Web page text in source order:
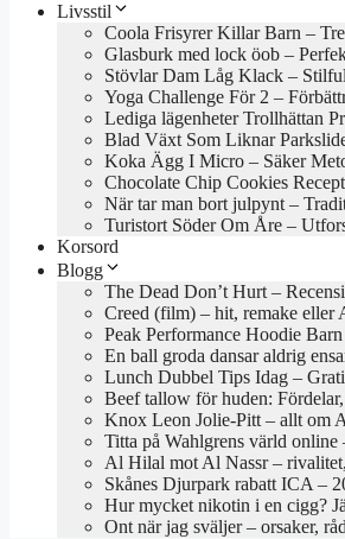
Livsstil
Coola Frisyrer Killar Barn –
Glasburk med lock öob –
Stövlar Dam Låg Klack –
Yoga Challenge För 2 –
Lediga lägenheter Trollhättan
Blad Växt Som Liknar
Koka Ägg I Micro – Säker
Chocolate Chip Cookies
När tar man bort julpynt –
Turistort Söder Om Åre –
Korsord
Blogg
The Dead Don’t Hurt –
Creed (film) – hit, remake eller
Peak Performance Hoodie
En ball groda dansar aldrig
Lunch Dubbel Tips Idag –
Beef tallow för huden:
Knox Leon Jolie-Pitt – allt om
Titta på Wahlgrens värld
Al Hilal mot Al Nassr –
Skånes Djurpark rabatt ICA –
Hur mycket nikotin i en cigg?
Ont när jag sväljer – orsaker,